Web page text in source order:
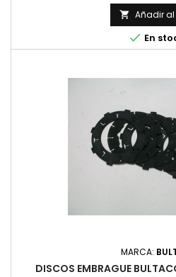
 Añadir
 En
MARCA:
DISCOS EMBRAGUE